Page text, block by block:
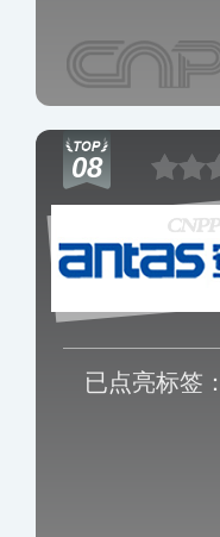
08
已点亮标签：